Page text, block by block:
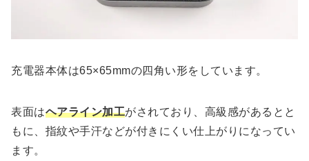
充電器本体は65×65mmの四角い形をしています。
表面はヘアライン加工がされており、高級感があるとと
もに、指紋や手汗などが付きにくい仕上がりになってい
ます。